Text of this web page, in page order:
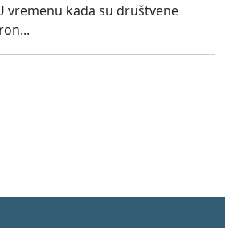
vremenu kada su društvene